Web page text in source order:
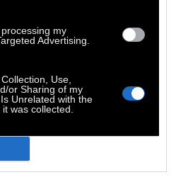
my
Advertising.
Use,
or Sharing of my
Unrelated with the
was collected.
πράσινου. Κούρευα το
που κόβεις χαρτί. Όλη
Ο ΜΟΝΟΣ ΠΟΥ ΕΙΧΕ
Ο Γιάννης Καούνης
κουρέας. Τον
τα δάχτυλα από τη